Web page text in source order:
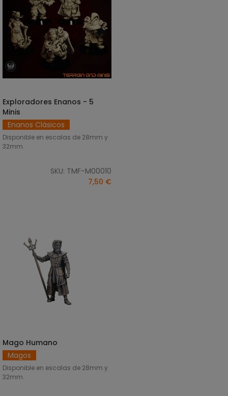
SELECCIONAR OPCIONES
Exploradores Enanos - 5
Minis
Enanos Clásicos
Disponible en escalas de 28mm y
32mm.
SKU: TMF-M00010
7,50 €
SELECCIONAR OPCIONES
Mago Humano
Magos
Disponible en escalas de 28mm y
32mm.